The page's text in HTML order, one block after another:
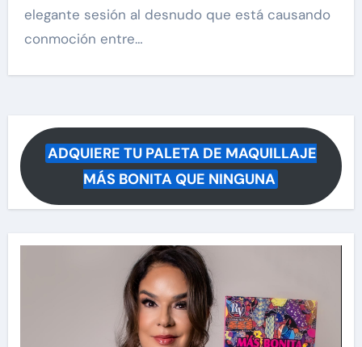
elegante sesión al desnudo que está causando
conmoción entre…
ADQUIERE TU PALETA DE MAQUILLAJE
MÁS BONITA QUE NINGUNA